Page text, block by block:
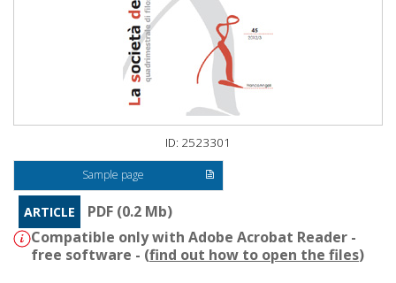
ID: 2523301
Sample page
ARTICLE
PDF (0.2 Mb)
Compatible only with Adobe Acrobat Reader -
free software - (find out how to open the files)